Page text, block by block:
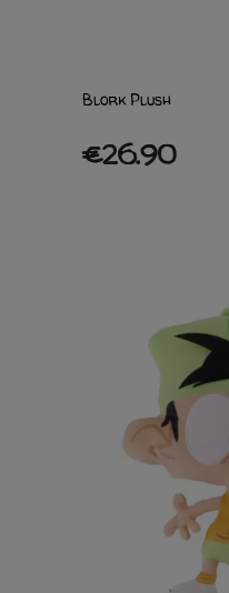
Blork Plush
€26.90